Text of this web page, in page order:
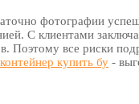
фотографии
С клиентами
Поэтому все риски
купить бу -